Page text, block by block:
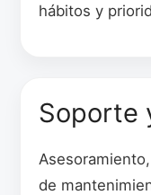
hábitos y
Soporte
de